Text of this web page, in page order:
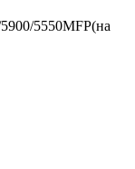
5550MFP(на